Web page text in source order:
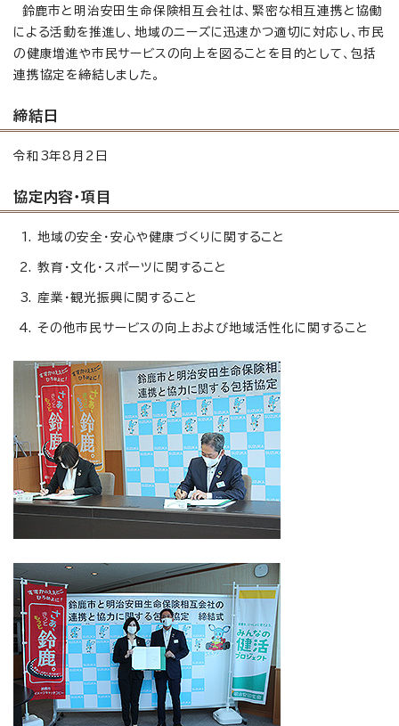
鈴鹿市と明治安田生命保険相互会社は、緊密な相互連携と協働
による活動を推進し、地域のニーズに迅速かつ適切に対応し、市民
の健康増進や市民サービスの向上を図ることを目的として、包括
連携協定を締結しました。
締結日
令和3年8月2日
協定内容・項目
地域の安全・安心や健康づくりに関すること
教育・文化・スポーツに関すること
産業・観光振興に関すること
その他市民サービスの向上および地域活性化に関すること